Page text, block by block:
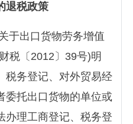
退税政策
于出口货物劳务增值
税〔2012〕39号)明
税务登记、对外贸易经
委托出口货物的单位或
办理工商登记、税务登